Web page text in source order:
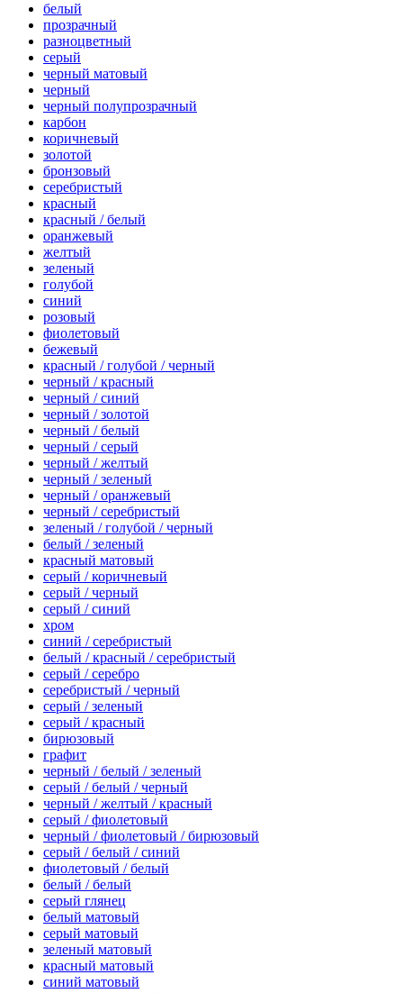
белый
прозрачный
разноцветный
серый
черный матовый
черный
черный полупрозрачный
карбон
коричневый
золотой
бронзовый
серебристый
красный
красный / белый
оранжевый
желтый
зеленый
голубой
синий
розовый
фиолетовый
бежевый
красный / голубой / черный
черный / красный
черный / синий
черный / золотой
черный / белый
черный / серый
черный / желтый
черный / зеленый
черный / оранжевый
черный / серебристый
зеленый / голубой / черный
белый / зеленый
красный матовый
серый / коричневый
серый / черный
серый / синий
хром
синий / серебристый
белый / красный / серебристый
серый / серебро
серебристый / черный
серый / зеленый
серый / красный
бирюзовый
графит
черный / белый / зеленый
серый / белый / черный
черный / желтый / красный
серый / фиолетовый
черный / фиолетовый / бирюзовый
серый / белый / синий
фиолетовый / белый
белый / белый
серый глянец
белый матовый
серый матовый
зеленый матовый
красный матовый
синий матовый